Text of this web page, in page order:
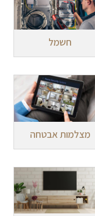
חשמל
מצלמות אבטחה